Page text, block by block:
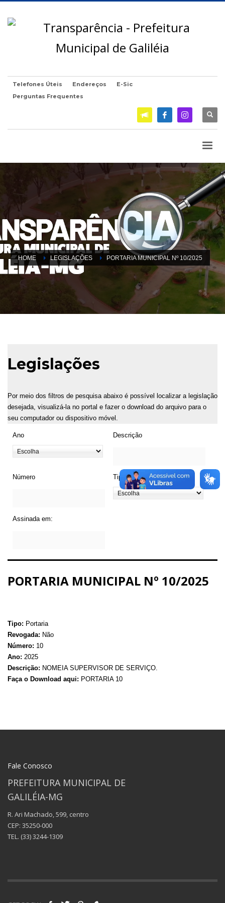
Telefones Úteis Endereços
E-Sic
Perguntas Frequentes
HOME LEGISLAÇÕES PORTARIA MUNICIPAL Nº 10/2025
Legislações
Por meio dos filtros de pesquisa abaixo é possível localizar a legislação
desejada, visualizá-la no portal e fazer o download do arquivo para o
seu computador ou dispositivo móvel.
Ano Descrição
Número Tipo de Legislação
Assinada em:
PORTARIA MUNICIPAL Nº 10/2025
Tipo: Portaria
Revogada: Não
Número: 10
Ano: 2025
Descrição: NOMEIA SUPERVISOR DE SERVIÇO.
Faça o Download aqui: PORTARIA 10
Fale Conosco
PREFEITURA MUNICIPAL DE
GALILÉIA-MG
R. Ari Machado, 599, centro
CEP: 35250-000
TEL. (33) 3244-1309